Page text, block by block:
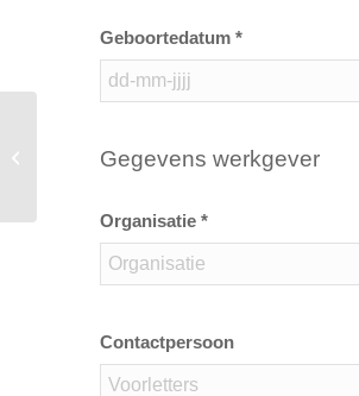
Geboortedatum *
Gegevens werkgever
Organisatie *
Contactpersoon
V&G coördinator